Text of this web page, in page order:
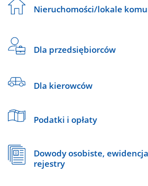
Nieruchomości/lokale
Dla przedsiębiorców
Dla kierowców
Podatki i opłaty
Dowody osobiste,
rejestry